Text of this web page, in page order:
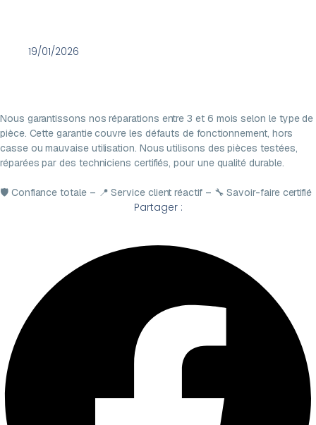
19/01/2026
Nous garantissons nos réparations entre 3 et 6 mois selon le type de
pièce. Cette garantie couvre les défauts de fonctionnement, hors
casse ou mauvaise utilisation. Nous utilisons des pièces testées,
réparées par des techniciens certifiés, pour une qualité durable.
🛡️ Confiance totale – 📍 Service client réactif – 🔧 Savoir-faire certifié
Partager :